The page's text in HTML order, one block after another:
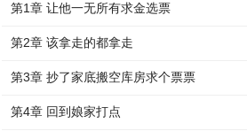
第1章 让他一无所有求金选票
第2章 该拿走的都拿走
第3章 抄了家底搬空库房求个票票
第4章 回到娘家打点